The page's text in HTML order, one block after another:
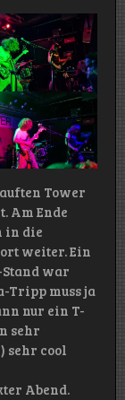
Tower
Am Ende
in die
weiter. Ein
war
Tripp muss ja
nur ein T-
sehr
sehr cool
Abend.